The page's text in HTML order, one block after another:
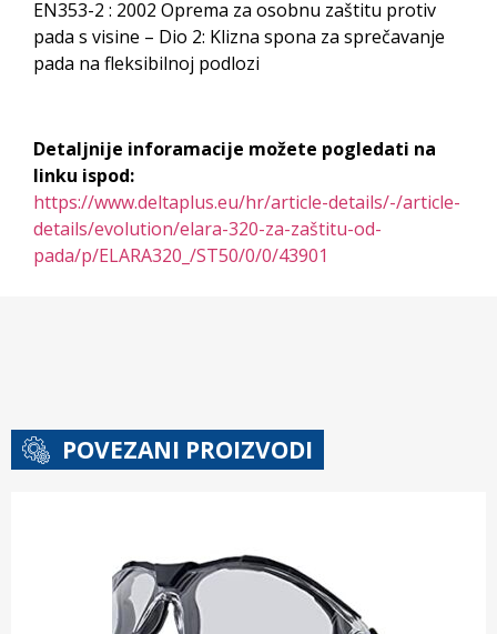
EN353-2 : 2002 Oprema za osobnu zaštitu protiv
pada s visine – Dio 2: Klizna spona za sprečavanje
pada na fleksibilnoj podlozi
Detaljnije inforamacije možete pogledati na
linku ispod:
https://www.deltaplus.eu/hr/article-details/-/article-
details/evolution/elara-320-za-zaštitu-od-
pada/p/ELARA320_/ST50/0/0/43901
POVEZANI PROIZVODI